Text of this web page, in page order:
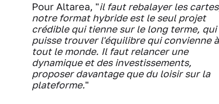
Pour Altarea, "il faut rebalayer les
notre format hybride est le seul projet
crédible qui tienne sur le long terme, qui
puisse trouver l'équilibre qui convienne à
tout le monde. Il faut relancer une
dynamique et des investissements,
proposer davantage que du loisir sur la
plateforme."